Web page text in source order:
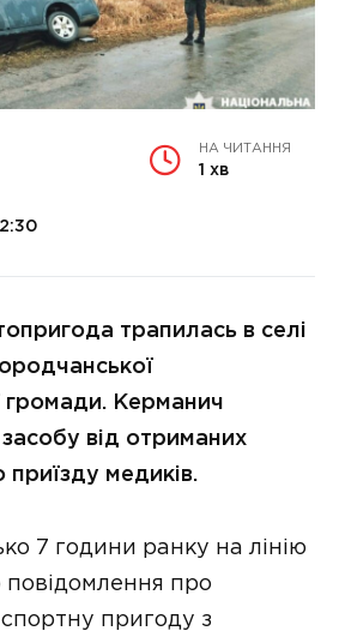
НА ЧИТАННЯ
1 хв
трапилась в селі
громади. Керманич
від отриманих
медиків.
7 години ранку на лінію
повідомлення про
пригоду з